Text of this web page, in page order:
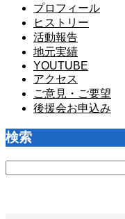
プロフィール
ヒストリー
活動報告
地元実績
YOUTUBE
アクセス
ご意見・ご要望
後援会お申込み
検索